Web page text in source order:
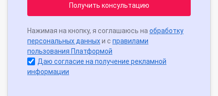
Получить консультацию
Нажимая на кнопку, я соглашаюсь на обработку
персональных данныхи с правилами
пользования Платформой
Даю согласие на получение рекламной
информации